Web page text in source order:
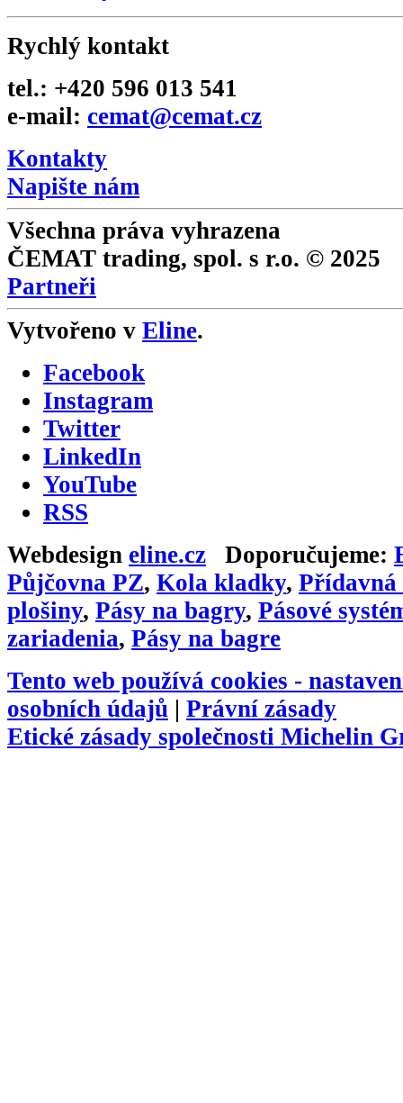
Rychlý kontakt
tel.: +420 596 013 541
e-mail: cemat@cemat.cz
Kontakty
Napište nám
Všechna práva vyhrazena
ČEMAT trading, spol. s r.o. © 2025
Partneři
Vytvořeno v Eline.
Facebook
Instagram
Twitter
LinkedIn
YouTube
RSS
Webdesign eline.cz Doporučujeme:
Půjčovna PZ, Kola kladky, Přídavná
plošiny, Pásy na bagry, Pásové
zariadenia, Pásy na bagre
Tento web používá cookies -
osobních údajů | Právní zásady
Etické zásady společnosti Michelin